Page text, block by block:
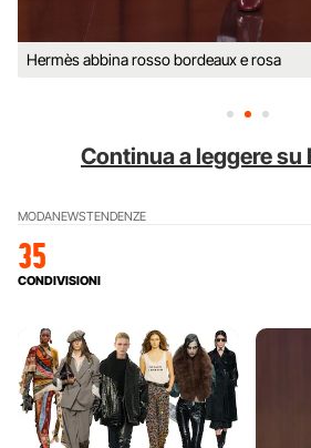
Hermès abbina rosso bordeaux e rosa
Continua a leggere su
MODANEWSTENDENZE
35
CONDIVISIONI